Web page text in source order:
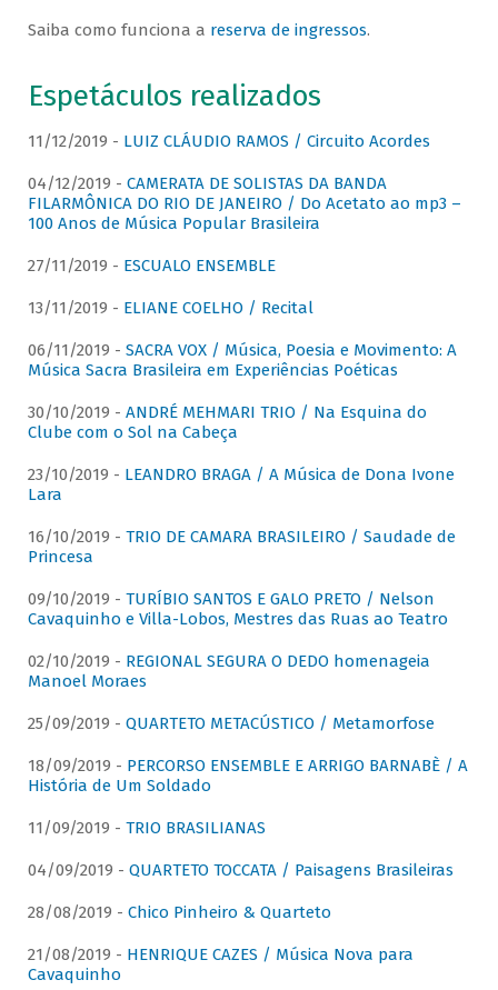
Saiba como funciona a reserva de ingressos.
Espetáculos realizados
11/12/2019 - LUIZ CLÁUDIO RAMOS / Circuito Acordes
04/12/2019 - CAMERATA DE SOLISTAS DA BANDA
FILARMÔNICA DO RIO DE JANEIRO / Do Acetato ao mp3 –
100 Anos de Música Popular Brasileira
27/11/2019 - ESCUALO ENSEMBLE
13/11/2019 - ELIANE COELHO / Recital
06/11/2019 - SACRA VOX / Música, Poesia e Movimento: A
Música Sacra Brasileira em Experiências Poéticas
30/10/2019 - ANDRÉ MEHMARI TRIO / Na Esquina do
Clube com o Sol na Cabeça
23/10/2019 - LEANDRO BRAGA / A Música de Dona Ivone
Lara
16/10/2019 - TRIO DE CAMARA BRASILEIRO / Saudade de
Princesa
09/10/2019 - TURÍBIO SANTOS E GALO PRETO / Nelson
Cavaquinho e Villa-Lobos, Mestres das Ruas ao Teatro
02/10/2019 - REGIONAL SEGURA O DEDO homenageia
Manoel Moraes
25/09/2019 - QUARTETO METACÚSTICO / Metamorfose
18/09/2019 - PERCORSO ENSEMBLE E ARRIGO BARNABÈ / A
História de Um Soldado
11/09/2019 - TRIO BRASILIANAS
04/09/2019 - QUARTETO TOCCATA / Paisagens Brasileiras
28/08/2019 - Chico Pinheiro & Quarteto
21/08/2019 - HENRIQUE CAZES / Música Nova para
Cavaquinho